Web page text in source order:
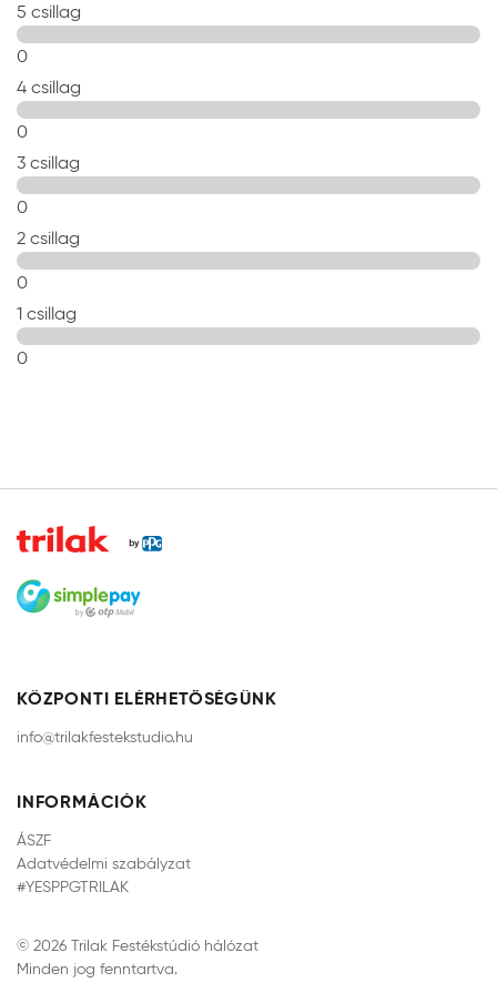
5 csillag
0
4 csillag
0
3 csillag
0
2 csillag
0
1 csillag
0
KÖZPONTI ELÉRHETŐSÉGÜNK
info@trilakfestekstudio.hu
INFORMÁCIÓK
ÁSZF
Adatvédelmi szabályzat
#YESPPGTRILAK
© 2026 Trilak Festékstúdió hálózat
Minden jog fenntartva.